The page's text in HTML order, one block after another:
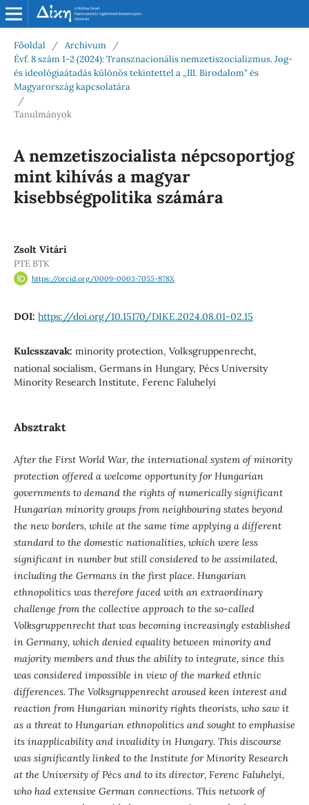
Főoldal / Archívum
/
Évf. 8 szám 1-2 (2024): Transznacionális nemzetiszocializmus. Jog-
és ideológiaátadás különös tekintettel a „III. Birodalom“ és
Magyarország kapcsolatára
/
Tanulmányok
A nemzetiszocialista népcsoportjog
mint kihívás a magyar
kisebbségpolitika számára
Zsolt Vitári
PTE BTK
https://orcid.org/0009-0003-7055-878X
DOI: https://doi.org/10.15170/DIKE.2024.08.01-02.15
Kulcsszavak: minority protection, Volksgruppenrecht,
national socialism, Germans in Hungary, Pécs University
Minority Research Institute, Ferenc Faluhelyi
Absztrakt
After the First World War, the international system of minority
protection offered a welcome opportunity for Hungarian
governments to demand the rights of numerically significant
Hungarian minority groups from neighbouring states beyond
the new borders, while at the same time applying a different
standard to the domestic nationalities, which were less
significant in number but still considered to be assimilated,
including the Germans in the first place. Hungarian
ethnopolitics was therefore faced with an extraordinary
challenge from the collective approach to the so-called
Volksgruppenrecht that was becoming increasingly established
in Germany, which denied equality between minority and
majority members and thus the ability to integrate, since this
was considered impossible in view of the marked ethnic
differences. The Volksgruppenrecht aroused keen interest and
reaction from Hungarian minority rights theorists, who saw it
as a threat to Hungarian ethnopolitics and sought to emphasise
its inapplicability and invalidity in Hungary. This discourse
was significantly linked to the Institute for Minority Research
at the University of Pécs and to its director, Ferenc Faluhelyi,
who had extensive German connections. This network of